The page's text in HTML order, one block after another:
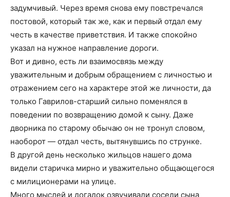
задумчивый. Через время снова ему повстречался
постовой, который так же, как и первый отдал ему
честь в качестве приветствия. И также спокойно
указал на нужное направление дороги.
Вот и дивно, есть ли взаимосвязь между
уважительным и добрым обращением с личностью и
отражением сего на характере этой же личности, да
только Гаврилов-старший сильно поменялся в
поведении по возвращению домой к сыну. Даже
дворника по старому обычаю он не тронул словом,
наоборот — отдал честь, вытянувшись по струнке.
В другой день несколько жильцов нашего дома
видели старичка мирно и уважительно общающегося
с милиционерами на улице.
Много мыслей и догадок озвучивали соседи сына